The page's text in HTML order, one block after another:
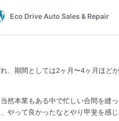
、期間としては2ヶ月〜4ヶ月ほど
然本業もある中で忙しい合間を縫
やって良かったなとやり甲斐を感じ